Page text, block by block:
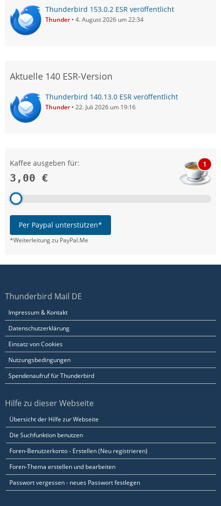
Thunderbird 153.0.2 ESR veröffentlicht
Thunder 4. August 2026 um 22:34
Aktuelle 140 ESR-Version
Thunderbird 140.13.0 ESR veröffentlicht
Thunder 22. Juli 2026 um 19:16
Kaffee ausgeben für:
3,00 €
1
Per Paypal unterstützen*
*Weiterleitung zu PayPal.Me
Thunderbird Mail DE
Impressum & Kontakt
Datenschutzerklärung
Einsatz von Cookies
Nutzungsbedingungen
Spendenaufruf für Thunderbird
Hilfe zu dieser Webseite
Übersicht der Hilfe zur Webseite
Die Suchfunktion benutzen
Foren-Benutzerkonto - Erstellen (Neu registrieren)
Foren-Thema erstellen und bearbeiten
Passwort vergessen - neues Passwort festlegen